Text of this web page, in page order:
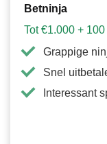
Betninja
Tot €1.000 + 100
Grappige
Snel
Interessant